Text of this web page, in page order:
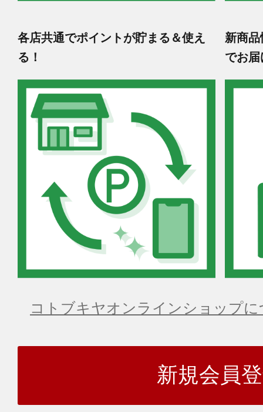
各店共通でポイントが貯まる＆使え
る！
新商
でお届
コトブキヤオンラインショップ